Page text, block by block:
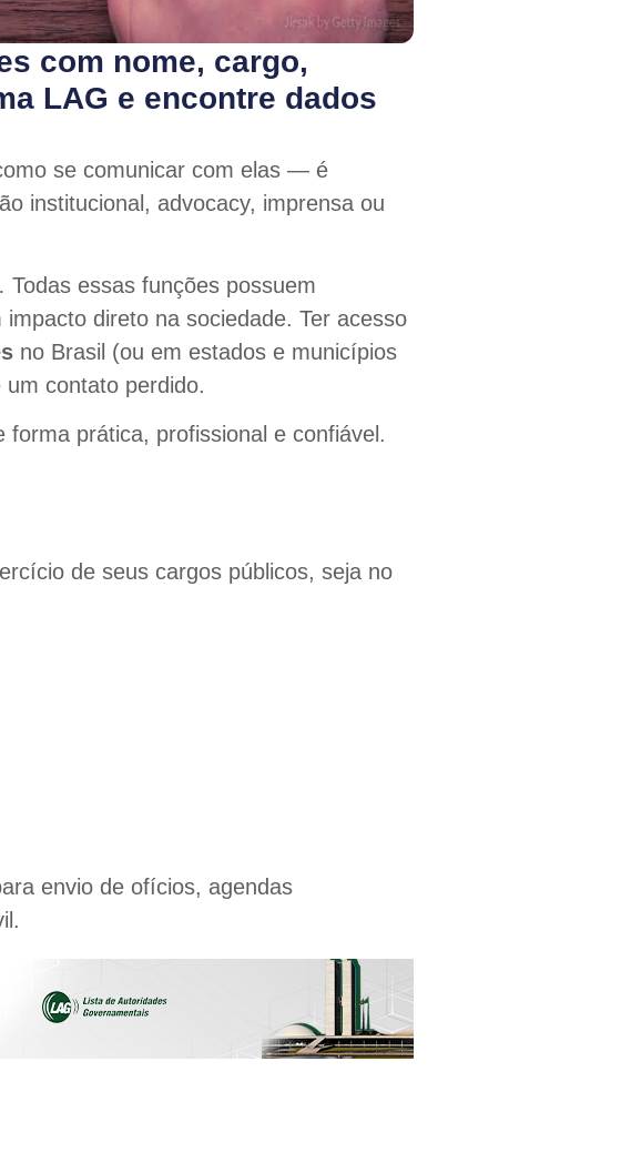
com nome, cargo,
LAG e encontre dados
se comunicar com elas — é
institucional, advocacy, imprensa ou
essas funções possuem
direto na sociedade. Ter acesso
no Brasil (ou em estados e municípios
contato perdido.
prática, profissional e confiável.
de seus cargos públicos, seja no
envio de ofícios, agendas